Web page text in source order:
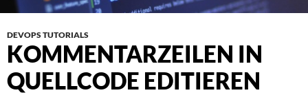
DEVOPS TUTORIALS
KOMMENTARZEILEN IN
QUELLCODE EDITIEREN